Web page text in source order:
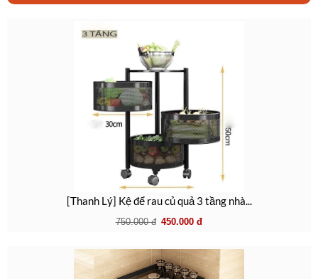
[Thanh Lý] Kệ để rau củ quả 3 tầng nhà...
750.000đ 450.000đ